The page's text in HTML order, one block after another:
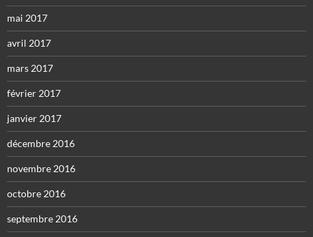
mai 2017
avril 2017
mars 2017
février 2017
janvier 2017
décembre 2016
novembre 2016
octobre 2016
septembre 2016